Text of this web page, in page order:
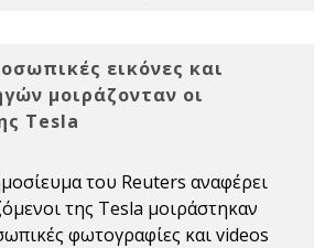
εικόνες και
μοιράζονταν οι
Tesla
του Reuters αναφέρει
της Tesla μοιράστηκαν
φωτογραφίες και videos